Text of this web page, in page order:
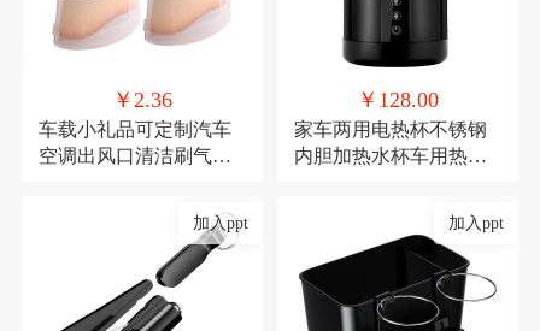
￥2.36
车载小礼品可定制汽车
空调出风口清洁刷气车
￥128.00
家车两用电热杯不锈钢
内胆加热水杯车用热水
加入ppt 加入ppt